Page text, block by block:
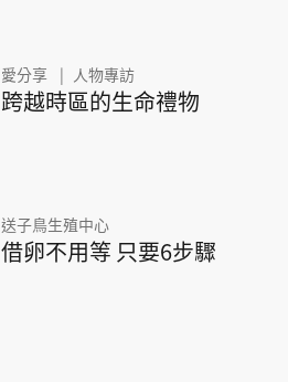
愛分享 人物專訪
跨越時區的生命禮物
送子鳥生殖中心
借卵不用等 只要6步驟